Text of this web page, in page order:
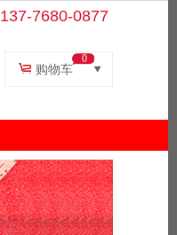
137-7680-0877
购物车
0